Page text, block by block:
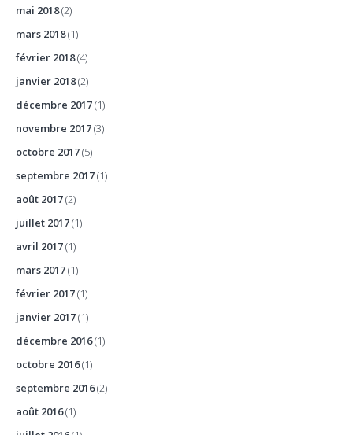
mai 2018(2)
mars 2018(1)
février 2018(4)
janvier 2018(2)
décembre 2017(1)
novembre 2017(3)
octobre 2017(5)
septembre 2017(1)
août 2017(2)
juillet 2017(1)
avril 2017(1)
mars 2017(1)
février 2017(1)
janvier 2017(1)
décembre 2016(1)
octobre 2016(1)
septembre 2016(2)
août 2016(1)